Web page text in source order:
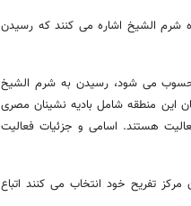
شرم الشیخ اشاره می کنند که رسیدن
محسوب می شود، رسیدن به شرم الشیخ
این منطقه شامل بادیه نشینان مصری
هستند. اسامی و جزئیات فعالیت
تفریح خود انتخاب می کنند اتباع